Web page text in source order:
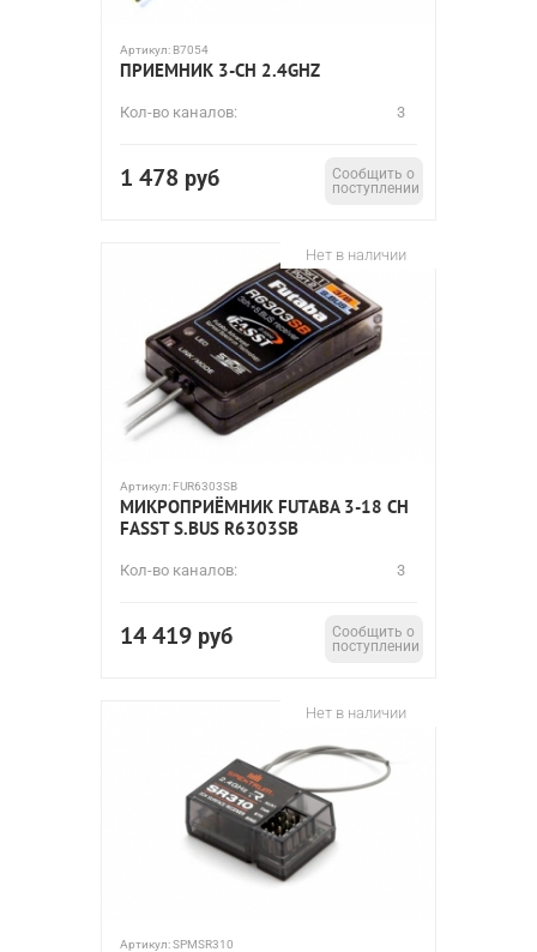
Артикул: B7054
ПРИЕМНИК 3-CH 2.4GHZ
Кол-во каналов: 3
1 478 руб
Сообщить о
поступлении
Нет в наличии
Артикул: FUR6303SB
МИКРОПРИЁМНИК FUTABA 3-18 CH
FASST S.BUS R6303SB
Кол-во каналов: 3
14 419 руб
Сообщить о
поступлении
Нет в наличии
Артикул:SPMSR310